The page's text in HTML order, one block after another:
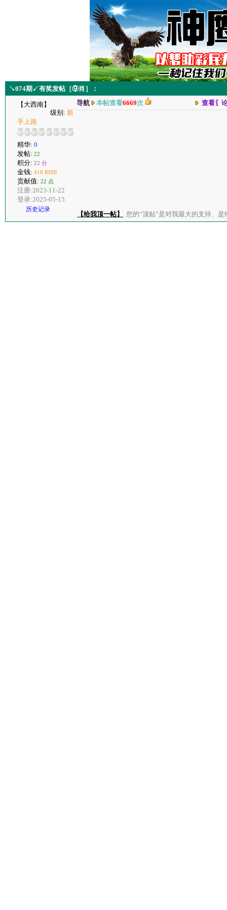
↘074期↙有奖发帖［⑨肖］：
【大西南】
级别: 新
手上路
精华: 0
发帖: 22
积分: 22 分
金钱: 418 RMB
贡献值: 22 点
注册:2023-11-22
登录:2025-05-15
历史记录
导航 本帖查看6669次 查看〖
【给我顶一帖】 您的“顶贴”是对我最大的支持、